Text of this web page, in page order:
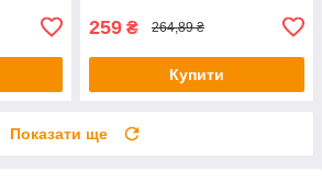
259 ₴ 264,89 ₴
Купити
Показати ще